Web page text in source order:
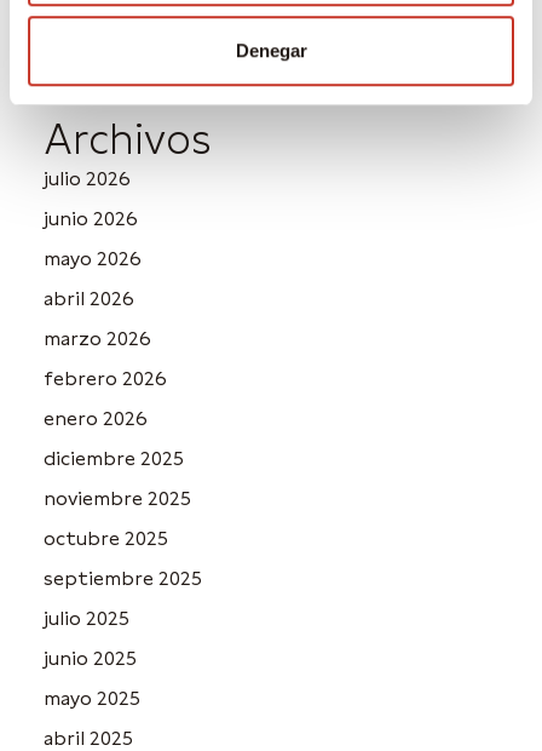
Denegar
Archivos
julio 2026
junio 2026
mayo 2026
abril 2026
marzo 2026
febrero 2026
enero 2026
diciembre 2025
noviembre 2025
octubre 2025
septiembre 2025
julio 2025
junio 2025
mayo 2025
abril 2025